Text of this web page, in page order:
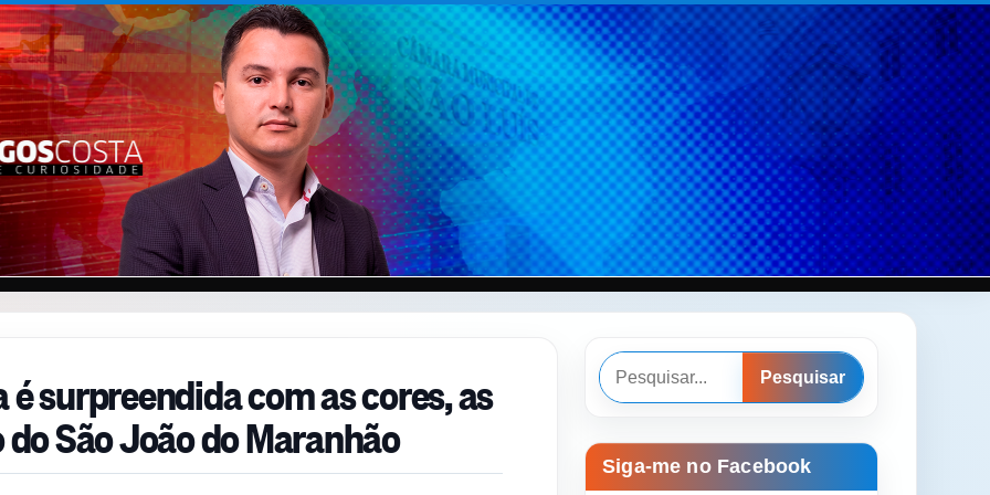
surpreendida com as cores, as
São João do Maranhão
Pesquisar
Pesquisar
Siga-me no Facebook